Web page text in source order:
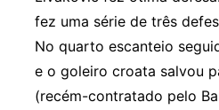
fez uma série de três
No quarto escanteio
e o goleiro croata salvou
(recém-contratado pelo